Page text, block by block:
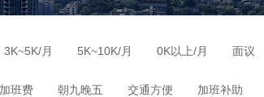
3K~5K/月 5K~10K/月 0K以上/月 面议
加班费 朝九晚五 交通方便 加班补助